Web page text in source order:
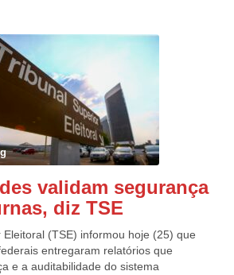
validam segurança
diz TSE
(TSE) informou hoje (25) que
entregaram relatórios que
e a auditabilidade do sistema